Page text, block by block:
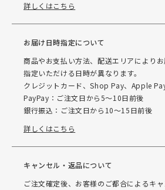
詳しくはこちら
お届け日時指定について
商品やお支払い方法、配送エリアにより
指定いただける日時が異なります。
クレジットカード、Shop Pay、Apple
PayPay：ご注文日から5～10日前後
銀行振込：ご注文日から10～15日前後
詳しくはこちら
キャンセル・返品について
ご注文確定後、お客様のご都合によるキ